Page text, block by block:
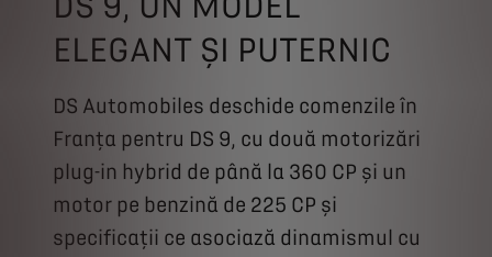
ELEGANT ȘI PUTERNIC
DS Automobiles deschide comenzile în
Franța pentru DS 9, cu două motorizări
plug-in hybrid de până la 360 CP și un
motor pe benzină de 225 CP și
specificații ce asociază dinamismul cu